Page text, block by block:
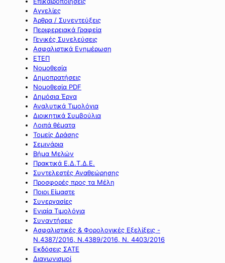
Αγγελίες
Άρθρα / Συνεντεύξεις
Περιφερειακά Γραφεία
Γενικές Συνελεύσεις
Ασφαλιστικά Ενημέρωση
ΕΤΕΠ
Νομοθεσία
Δημοπρατήσεις
Νομοθεσία PDF
Δημόσια Έργα
Αναλυτικά Τιμολόγια
Διοικητικά Συμβούλια
Λοιπά θέματα
Τομείς Δράσης
Σεμινάρια
Βήμα Μελών
Πρακτικά Ε.Δ.Τ.Δ.Ε.
Συντελεστές Αναθεώρησης
Προσφορές προς τα Μέλη
Ποιοι Είμαστε
Συνεργασίες
Ενιαία Τιμολόγια
Συναντήσεις
Ασφαλιστικές & Φορολογικές Εξελίξεις -
Ν.4387/2016, Ν.4389/2016, Ν. 4403/2016
Εκδόσεις ΣΑΤΕ
Διαγωνισμοί